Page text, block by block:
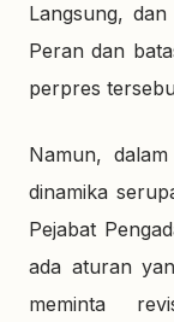
Langsung,
Peran dan
perpres
Namun,
dinamika
Pejabat
ada aturan
meminta